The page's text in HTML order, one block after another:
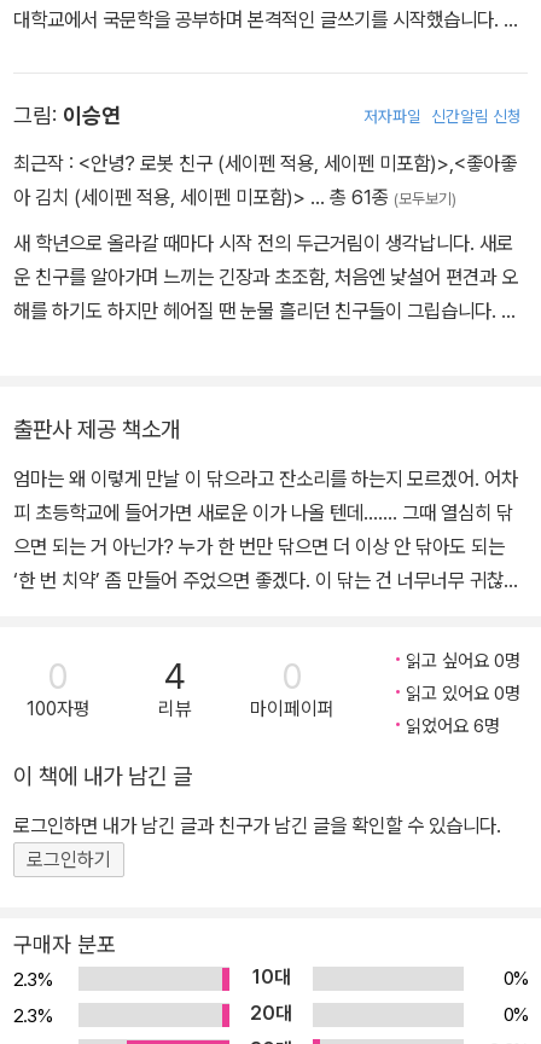
대학교에서 국문학을 공부하며 본격적인 글쓰기를 시작했습니다. 그
심히 쓰고 있습니다. 어린이를 위해 쓴 책으로는 《아빠는 나쁜 녀석이
야》《행복한 어린이 농부》《싯다르타의 꿈, 세상을 바꾸다》등이 있고
어른을 위한 책으로《보고서의 법칙》등 이 있습니다.
그림: 이승연 저자파일 신간알림 신청
최근작 : <안녕? 로봇 친구 (세이펜 적용, 세이펜 미포함)>,<좋아좋
아 김치 (세이펜 적용, 세이펜 미포함)> … 총 61종 (모두보기)
새 학년으로 올라갈 때마다 시작 전의 두근거림이 생각납니다. 새로
운 친구를 알아가며 느끼는 긴장과 초조함, 처음엔 낯설어 편견과 오
해를 하기도 하지만 헤어질 땐 눈물 흘리던 친구들이 그립습니다. 유
탐정》 등이 있습니다.
출판사 제공 책소개
엄마는 왜 이렇게 만날 이 닦으라고 잔소리를 하는지 모르겠어. 어차
피 초등학교에 들어가면 새로운 이가 나올 텐데……. 그때 열심히 닦
으면 되는 거 아닌가? 누가 한 번만 닦으면 더 이상 안 닦아도 되는
‘한 번 치약’ 좀 만들어 주었으면 좋겠다. 이 닦는 건 너무너무 귀찮아.
해 본 생각이 아닐까? 아기 때 난 젖니가 일곱 살 정도가 되면 빠지고
자연스레 새로 이가 나올 텐데, 그때 가서 열심히 닦으면 되는 것 아닌
가? 왜 지금 그렇게 열심히 닦아야 하는 걸까? 그것도 하루에 세 번씩
리고 과학자들은 못 만드는 게 없으면서 왜 한 번만 닦으면 평생 동안
닦지 않아도 될 치약 같은 건 만들지 못하는 걸까? 《왜 또 닦아?》의
주인공 써니는 이를 닦고 난 뒤 얼마 안 되었는데, 아빠가 사온 아이스
크림을 먹었다는 이유로 또 이를 닦으라는 엄마의 말에 불만이 한가
너무 극성이다. 써니의 모습은 아이들이 겪는 일과 중의 하나다. 어른
이고 아이고, 누구나 한 번쯤은 해봤음직한 이야기가 재미나게 그려
진다. 이 닦기에 대한 작은 팁! 책장의 마지막은 이 닦기에 대한 작은
0
100자평
4
리뷰
0
마이페이퍼
읽고 싶어요 0명
읽고 있어요 0명
읽었어요 6명
이 책에 내가 남긴 글
로그인하면 내가 남긴 글과 친구가 남긴 글을 확인할 수 있습니다.
로그인하기
구매자 분포
2.3% 10대
0%
2.3%
20대
0%